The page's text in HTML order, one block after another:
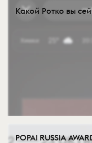
Какой Ротко вы
POPAI RUSSIA